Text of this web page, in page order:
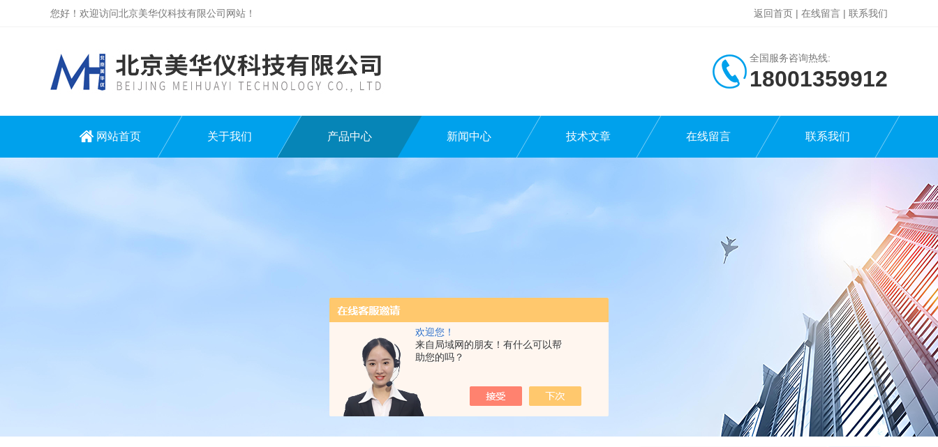
欢迎您！
来自局域网的朋友！有什么可以帮
助您的吗？
您好！欢迎访问北京美华仪科技有限公司网站！ 返回首页 | 在线留言 | 联系我们
全国服务咨询热线:
18001359912
网站首页 关于我们 产品中心 新闻中心 技术文章 在线留言 联系我们